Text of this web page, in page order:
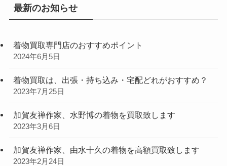
最新のお知らせ
着物買取専門店のおすすめポイント
2024年6月5日
着物買取は、出張・持ち込み・宅配どれがおすすめ？
2023年7月25日
加賀友禅作家、水野博の着物を買取致します
2023年3月6日
加賀友禅作家、由水十久の着物を高額買取致します
2023年2月24日